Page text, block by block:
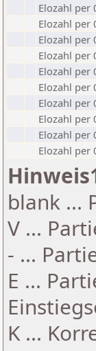
Elozahl per
Elozahl per
Elozahl per
Elozahl per
Elozahl per
Elozahl per
Elozahl per
Elozahl per
Elozahl per
Elozahl per
blank ...
V ...
- ...
E ...
K ...